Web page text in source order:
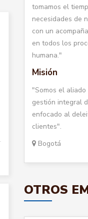
tomamos el
necesidades de
con un
en todos los
humana."
Misión
"Somos el
gestión integral
enfocado al
clientes".
Bogotá
OTROS